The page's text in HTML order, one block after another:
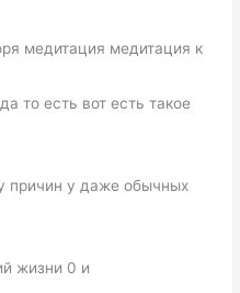
медитация медитация к
то есть вот есть такое
причин у даже обычных
жизни 0 и